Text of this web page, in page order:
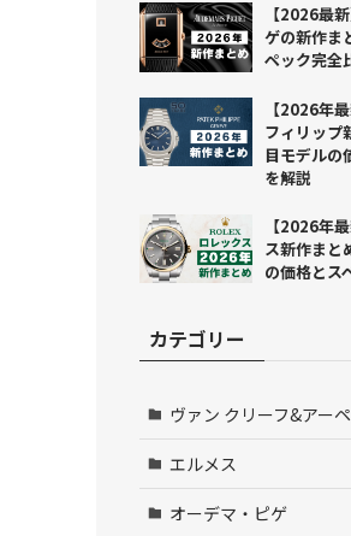
【2026最
ゲの新作ま
ペック完全
【2026年
フィリップ
目モデルの
を解説
【2026年
ス新作まと
の価格とス
カテゴリー
ヴァン クリーフ&アー
エルメス
オーデマ・ピゲ